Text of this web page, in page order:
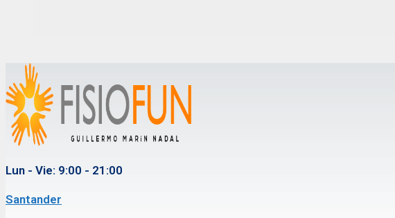
Lun - Vie: 9:00 - 21:00
Santander